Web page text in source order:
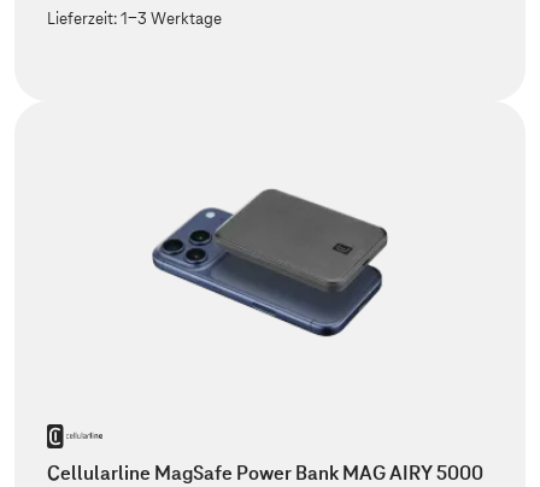
Lieferzeit:1-3 Werktage
Cellularline MagSafe Power Bank MAG AIRY 5000